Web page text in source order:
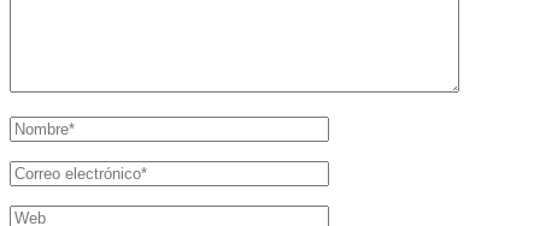
Nombre*
Correo
eletrónico*
Web